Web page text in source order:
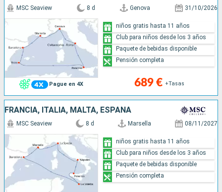
Pague en 4X
MSC Seaview 8 d Genova 31/10/2026
689 € +Tasas
niños gratis hasta 11 años
Club para niños desde los 3 años
Paquete de bebidas disponible
Pensión completa
FRANCIA, ITALIA, MALTA, ESPAÑA
MSC Seaview 8 d Marsella 08/11/2027
niños gratis hasta 11 años
Club para niños desde los 3 años
Paquete de bebidas disponible
Pensión completa